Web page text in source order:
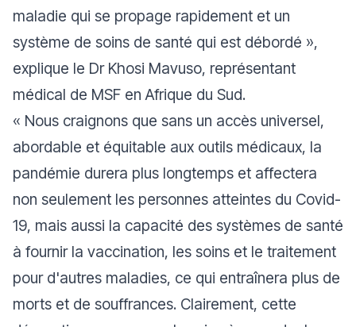
maladie qui se propage rapidement et un
système de soins de santé qui est débordé »,
explique le Dr Khosi Mavuso, représentant
médical de MSF en Afrique du Sud.
« Nous craignons que sans un accès universel,
abordable et équitable aux outils médicaux, la
pandémie durera plus longtemps et affectera
non seulement les personnes atteintes du Covid-
19, mais aussi la capacité des systèmes de santé
à fournir la vaccination, les soins et le traitement
pour d'autres maladies, ce qui entraînera plus de
morts et de souffrances. Clairement, cette